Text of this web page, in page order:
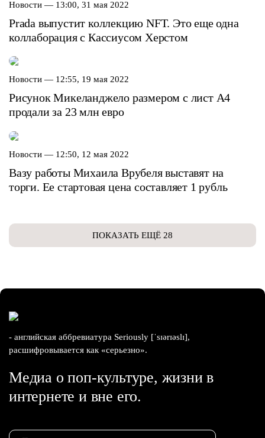
Новости — 13:00, 31 мая 2022
Prada выпустит коллекцию NFT. Это еще одна
коллаборация с Кассиусом Херстом
Новости — 12:55, 19 мая 2022
Рисунок Микеланджело размером с лист А4
продали за 23 млн евро
Новости — 12:50, 12 мая 2022
Вазу работы Михаила Врубеля выставят на
торги. Ее стартовая цена составляет 1 рубль
ПОКАЗАТЬ ЕЩЁ 28
- английская аббревиатура Seriously [ˈsɪərɪəslɪ],
расшифровывается как «серьезно».
Медиа о поп-культуре, жизни в
интернете и вне его.